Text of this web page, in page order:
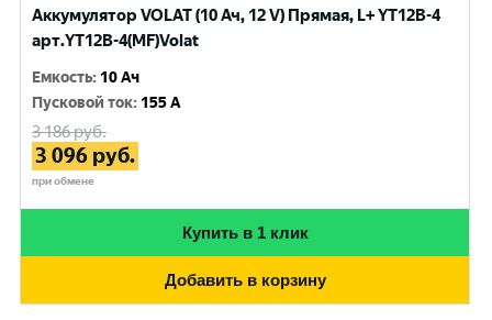
Аккумулятор VOLAT (10 Ач, 12 V) Прямая, L+ YT12B-4
арт.YT12B-4(MF)Volat
Емкость: 10 Ач
Пусковой ток: 155 A
3 186руб.
3 096 руб.
при обмене
Купить в 1 клик
Добавить в корзину